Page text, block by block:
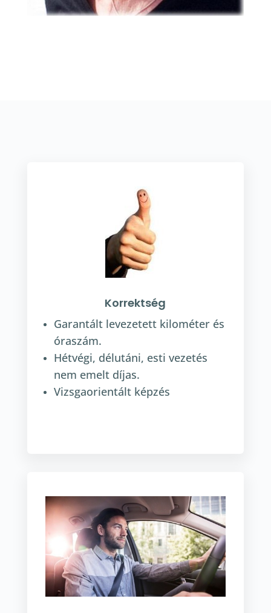
Korrektség
Garantált levezetett kilométer és
óraszám.
Hétvégi, délutáni, esti vezetés
nem emelt díjas.
Vizsgaorientált képzés